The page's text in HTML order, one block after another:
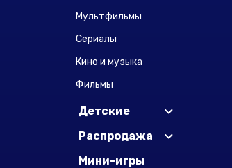
Мультфильмы
Сериалы
Кино и музыка
Фильмы
Детские
Распродажа
Мини-игры